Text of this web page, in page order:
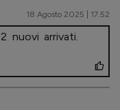
18 Agosto 2025 | 17.52
nuovi arrivati.